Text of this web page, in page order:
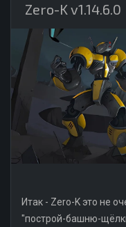
Zero-K v1.14.6.0
Итак - Zero-K это не
"построй-башню-